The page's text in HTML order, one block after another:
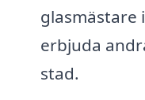
glasmästare
erbjuda
stad.